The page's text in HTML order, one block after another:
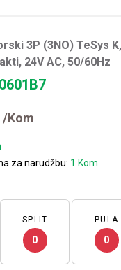
3P (3NO) TeSys
24V AC, 50/60Hz
/Kom
za narudžbu: 1 Kom
SPLIT
0
PULA
0